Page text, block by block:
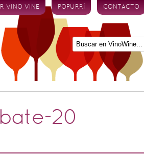
VINO VINE POPURRÍ CONTACTO
20